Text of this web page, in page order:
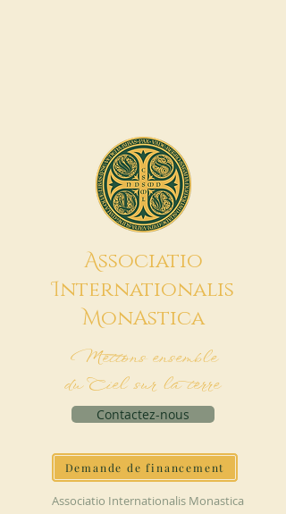
Associatio
Internationalis
MonAstica
Mettons ensemble
du Ciel sur la terre
Contactez-nous
Demande de financement
Associatio Internationalis Monastica